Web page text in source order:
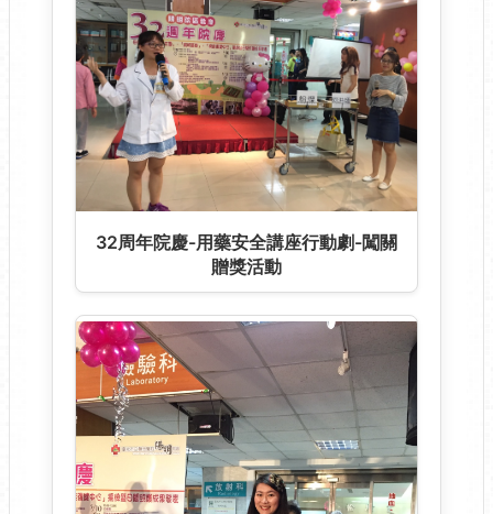
32周年院慶-用藥安全講座行動劇-闖關
贈獎活動